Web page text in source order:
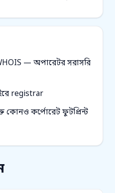
— অপারেটর সরাসরি
registrar
কোনও কর্পোরেট ফুটপ্রিন্ট